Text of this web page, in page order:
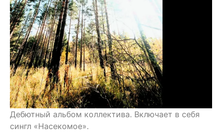
Дебютный альбом коллектива. Включает в себя
сингл «Насекомое».